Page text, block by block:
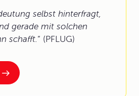
selbst hinterfragt,
gerade mit solchen
schafft.“ (PFLUG)